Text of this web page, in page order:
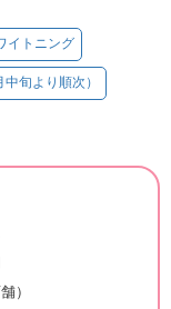
イトニング
旬より順次）
）